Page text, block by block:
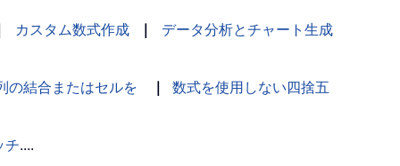
カスタム数式作成 ｜
データ分析とチャート生成
の結合またはセルを ｜
数式を使用しない四捨五
チ....